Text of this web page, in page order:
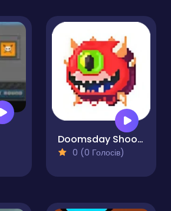
Doomsday Shooter
0 (0 Голосів)